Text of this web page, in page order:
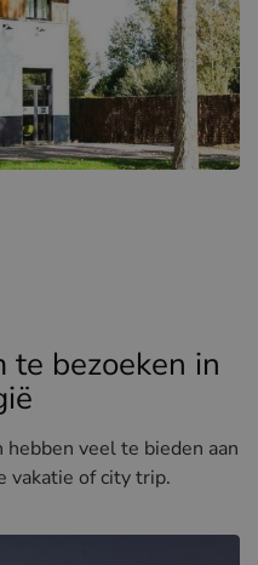
te bezoeken in
veel te bieden aan
vakatie of city trip.